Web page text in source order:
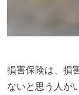
損害保険は、損
ないと思う人が